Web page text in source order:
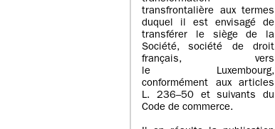
transfrontalière aux termes
duquel il est envisagé de
transférer le siège de la
Société, société de droit
français, vers
le Luxembourg,
conformément aux articles
L. 236–50 et suivants du
Code de commerce.